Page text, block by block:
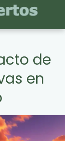
de
en